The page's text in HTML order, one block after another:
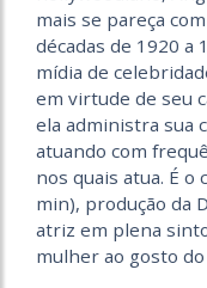
mais se pareça
décadas de 1920 a
mídia de
em virtude de seu
ela administra sua
atuando com
nos quais atua. É o
min), produção da
atriz em plena
mulher ao gosto